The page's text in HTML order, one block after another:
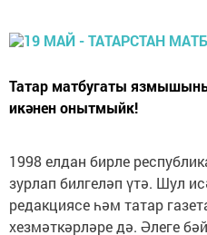
Татар матбугаты
икәнен онытмыйк!
1998 елдан бирле
зурлап билгеләп үтә. Шул
редакциясе һәм татар
хезмәткәрләре дә. Әлеге